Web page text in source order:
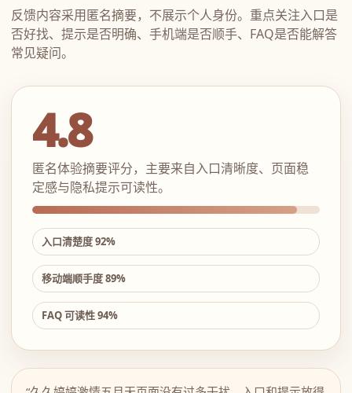
反馈内容采用匿名摘要，不展示个人身份。重点关注入口是
否好找、提示是否明确、手机端是否顺手、FAQ是否能解答
常见疑问。
4.8
匿名体验摘要评分，主要来自入口清晰度、页面稳
定感与隐私提示可读性。
入口清楚度 92%
移动端顺手度 89%
FAQ 可读性 94%